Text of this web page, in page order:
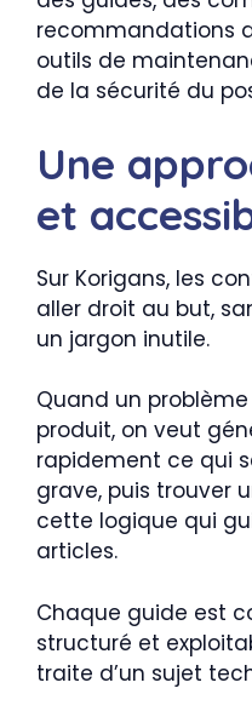
recommandations
outils de
de la sécurité du
Une
et
Sur Korigans, les
aller droit au but,
un jargon inutile.
Quand un
produit, on veut
rapidement ce qui
grave, puis trouver
cette logique qui
articles.
Chaque guide est
structuré et
traite d’un sujet